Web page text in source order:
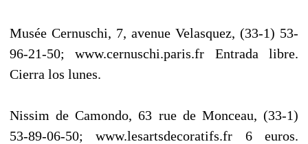
Musée Cernuschi, 7, avenue Velasquez, (33-1) 53-
96-21-50; www.cernuschi.paris.fr Entrada libre.
Cierra los lunes.
Nissim de Camondo, 63 rue de Monceau, (33-1)
53-89-06-50; www.lesartsdecoratifs.fr 6 euros.